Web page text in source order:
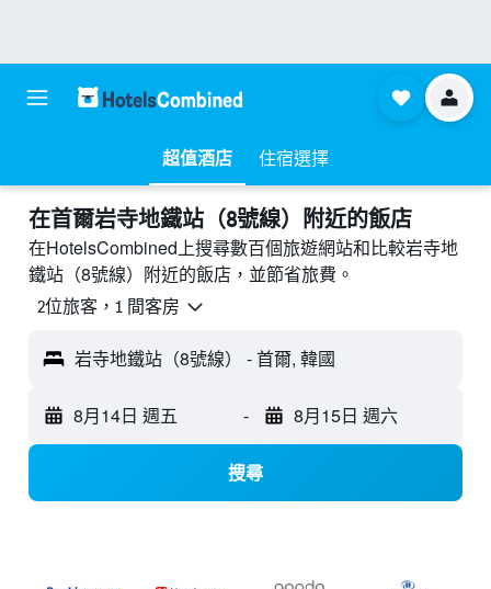
超值酒店 住宿選擇
​在首爾岩寺地鐵站（8號線）附近​的飯店
在HotelsCombined上搜尋數百個旅遊網站和比較岩寺地
鐵站（8號線）附近的飯店，並節省旅費。
2位旅客，1 間客房
岩寺地鐵站（8號線） - 首爾, 韓國
8月14日 週五 - 8月15日 週六
搜尋